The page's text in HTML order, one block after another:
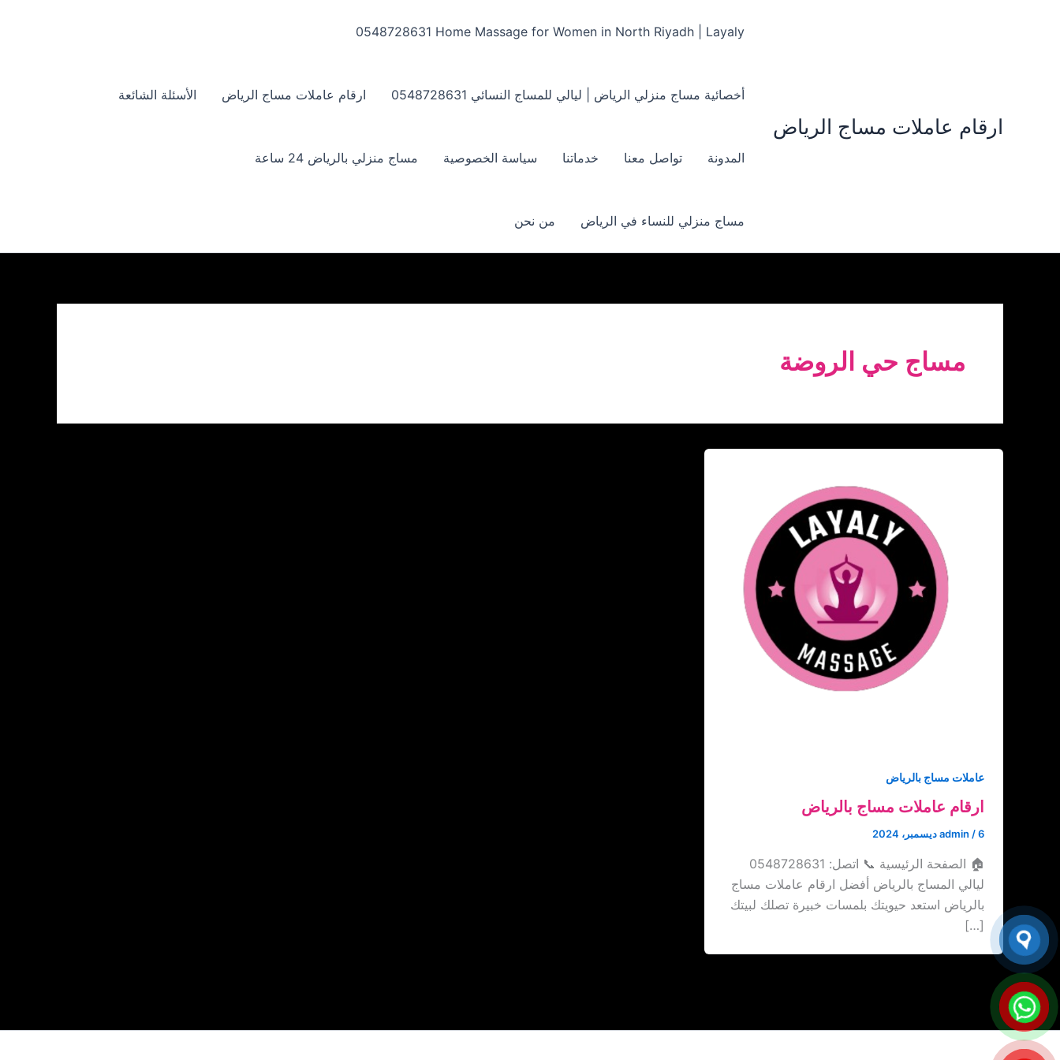
ارقام عاملات مساج الرياض
Home Massage for Women in North Riyadh | Layaly ‏‪0548728631
أخصائية مساج منزلي الرياض | ليالي للمساج النسائي ‏‪0548728631 ارقام عاملات مساج الرياض الأسئلة الشائعة
المدونة تواصل معنا خدماتنا سياسة الخصوصية مساج منزلي بالرياض 24 ساعة
مساج منزلي للنساء في الرياض من نحن
مساج حي الروضة
عاملات مساج بالرياض
ارقام عاملات مساج بالرياض
admin /6 ديسمبر، 2024
🏠 الصفحة الرئيسية 📞 اتصل: ‏‪0548728631
ليالي المساج بالرياض أفضل ارقام عاملات مساج
بالرياض استعد حيويتك بلمسات خبيرة تصلك لبيتك
[…]